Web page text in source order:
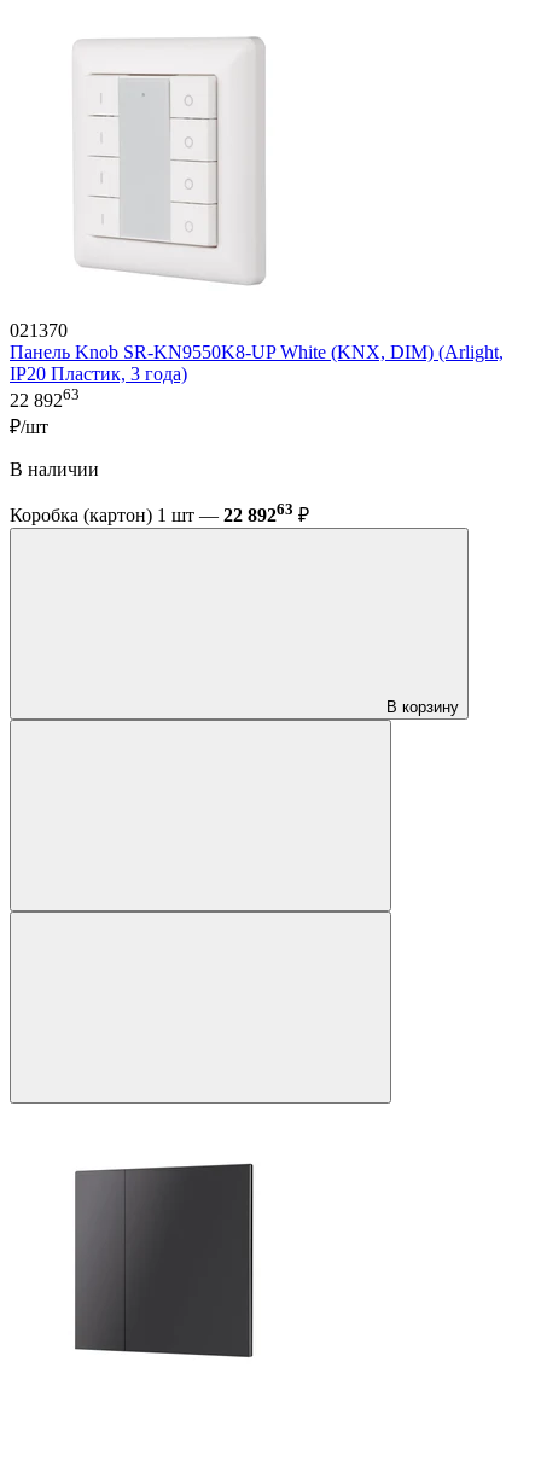
021370
Панель Knob SR-KN9550K8-UP White (KNX, DIM) (Arlight,
IP20 Пластик, 3 года)
22 89263
₽/шт
В наличии
Коробка (картон) 1 шт — 22 89263 ₽
В корзину